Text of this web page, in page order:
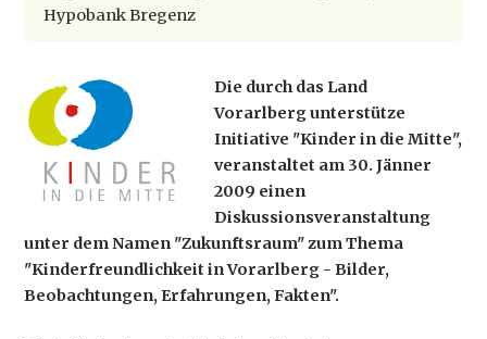
Hypobank Bregenz
Die durch das Land
Vorarlberg unterstütze
Initiative "Kinder in die Mitte",
veranstaltet am 30. Jänner
2009 einen
Diskussionsveranstaltung
unter dem Namen "Zukunftsraum" zum Thema
"Kinderfreundlichkeit in Vorarlberg - Bilder,
Beobachtungen, Erfahrungen, Fakten".